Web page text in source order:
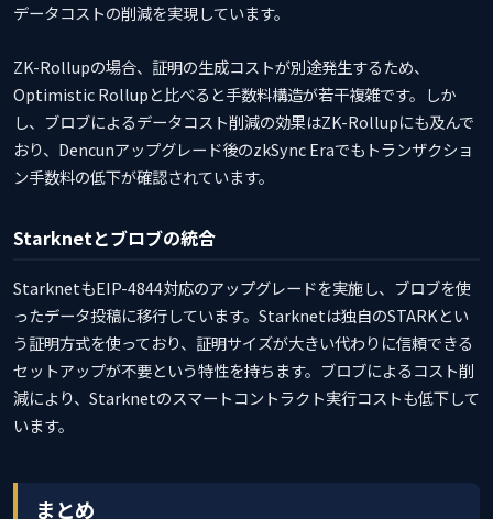
データコストの削減を実現しています。
ZK-Rollupの場合、証明の生成コストが別途発生するため、
Optimistic Rollupと比べると手数料構造が若干複雑です。しか
し、ブロブによるデータコスト削減の効果はZK-Rollupにも及んで
おり、Dencunアップグレード後のzkSync Eraでもトランザクショ
ン手数料の低下が確認されています。
Starknetとブロブの統合
StarknetもEIP-4844対応のアップグレードを実施し、ブロブを使
ったデータ投稿に移行しています。Starknetは独自のSTARKとい
う証明方式を使っており、証明サイズが大きい代わりに信頼できる
セットアップが不要という特性を持ちます。ブロブによるコスト削
減により、Starknetのスマートコントラクト実行コストも低下して
います。
まとめ